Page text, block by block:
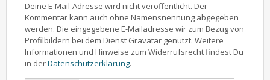
Deine E-Mail-Adresse wird nicht veröffentlicht. Der
Kommentar kann auch ohne Namensnennung abgegeben
werden. Die eingegebene E-Mailadresse wir zum Bezug von
Profilbildern bei dem Dienst Gravatar genutzt. Weitere
Informationen und Hinweise zum Widerrufsrecht findest Du
in derDatenschutzerklärung.